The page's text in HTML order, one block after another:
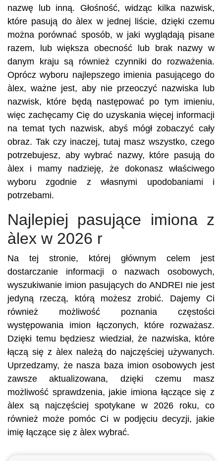
nazwę lub inną. Głośność, widząc kilka nazwisk,
które pasują do àlex w jednej liście, dzięki czemu
można porównać sposób, w jaki wyglądają pisane
razem, lub większa obecność lub brak nazwy w
danym kraju są również czynniki do rozważenia.
Oprócz wyboru najlepszego imienia pasującego do
àlex, ważne jest, aby nie przeoczyć nazwiska lub
nazwisk, które będą następować po tym imieniu,
więc zachęcamy Cię do uzyskania więcej informacji
na temat tych nazwisk, abyś mógł zobaczyć cały
obraz. Tak czy inaczej, tutaj masz wszystko, czego
potrzebujesz, aby wybrać nazwy, które pasują do
àlex i mamy nadzieję, że dokonasz właściwego
wyboru zgodnie z własnymi upodobaniami i
potrzebami.
Najlepiej pasujące imiona z
àlex w 2026 r
Na tej stronie, której głównym celem jest
dostarczanie informacji o nazwach osobowych,
wyszukiwanie imion pasujących do ANDREI nie jest
jedyną rzeczą, którą możesz zrobić. Dajemy Ci
również możliwość poznania częstości
występowania imion łączonych, które rozważasz.
Dzięki temu będziesz wiedział, że nazwiska, które
łączą się z àlex należą do najczęściej używanych.
Uprzedzamy, że nasza baza imion osobowych jest
zawsze aktualizowana, dzięki czemu masz
możliwość sprawdzenia, jakie imiona łączące się z
àlex są najczęściej spotykane w 2026 roku, co
również może pomóc Ci w podjęciu decyzji, jakie
imię łączące się z àlex wybrać.